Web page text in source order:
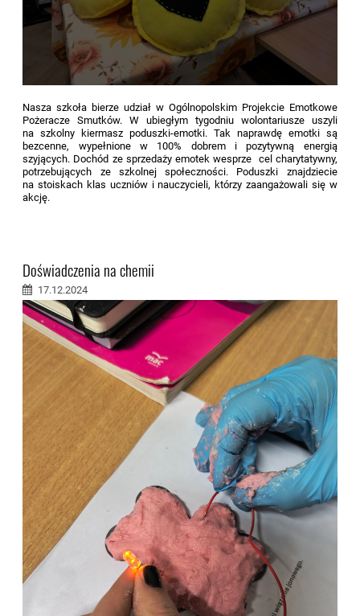
Nasza szkoła bierze udział w Ogólnopolskim Projekcie Emotkowe
Pożeracze Smutków. W ubiegłym tygodniu wolontariusze uszyli
na szkolny kiermasz poduszki-emotki. Tak naprawdę emotki są
bezcenne, wypełnione w 100% dobrem i pozytywną energią
szyjących. Dochód ze sprzedaży emotek wesprze cel charytatywny,
potrzebujących ze szkolnej społeczności. Poduszki znajdziecie
na stoiskach klas uczniów i nauczycieli, którzy zaangażowali się w
akcję.
Doświadczenia na chemii
17.12.2024